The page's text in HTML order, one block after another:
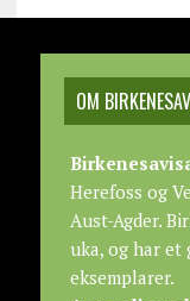
OM
Herefoss og
Aust-Agder.
uka, og har et
eksemplarer.